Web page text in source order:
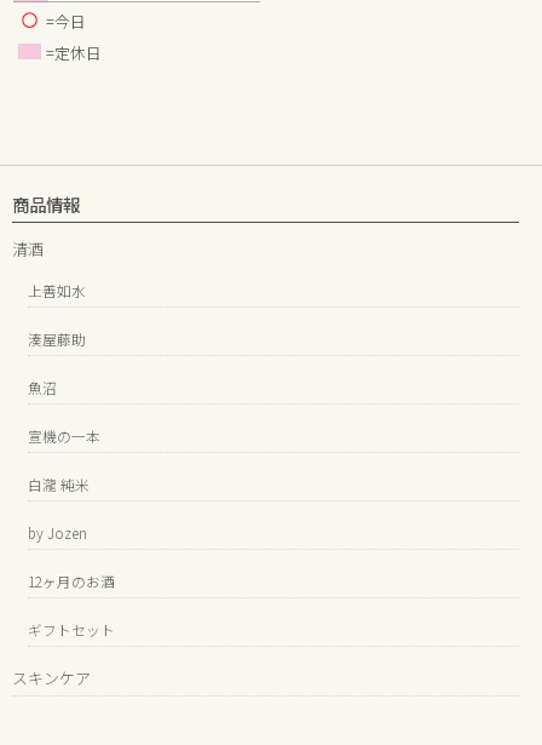
=今日
=定休日
商品情報
清酒
上善如水
湊屋藤助
魚沼
宣機の一本
白瀧 純米
by Jozen
12ヶ月のお酒
ギフトセット
スキンケア